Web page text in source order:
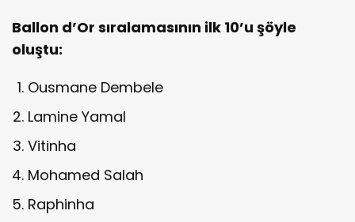
Ballon d’Or sıralamasının ilk 10’u şöyle
oluştu:
Ousmane Dembele
Lamine Yamal
Vitinha
Mohamed Salah
Raphinha